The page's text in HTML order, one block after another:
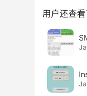
用户还查看